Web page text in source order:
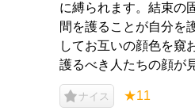
に縛られます。結束の
間を護ることが自分を
してお互いの顔色を窺
護るべき人たちの顔が
ナイス ★11